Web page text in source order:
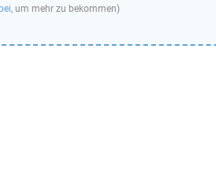
, um mehr zu bekommen)